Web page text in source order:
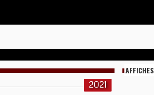
2021
AFFICHES